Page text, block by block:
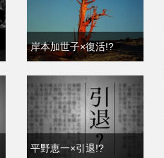
岸本加世子×復活!?
平野恵一×引退!?